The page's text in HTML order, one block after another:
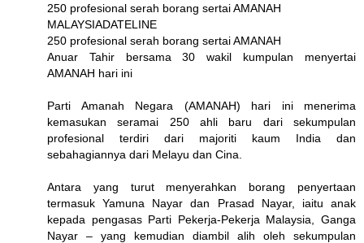
250 profesional serah borang sertai AMANAH
MALAYSIADATELINE
250 profesional serah borang sertai AMANAH
Anuar Tahir bersama 30 wakil kumpulan menyertai
AMANAH hari ini
Parti Amanah Negara (AMANAH) hari ini menerima
kemasukan seramai 250 ahli baru dari sekumpulan
profesional terdiri dari majoriti kaum India dan
sebahagiannya dari Melayu dan Cina.
Antara yang turut menyerahkan borang penyertaan
termasuk Yamuna Nayar dan Prasad Nayar, iaitu anak
kepada pengasas Parti Pekerja-Pekerja Malaysia, Ganga
Nayar – yang kemudian diambil alih oleh sekumpulan